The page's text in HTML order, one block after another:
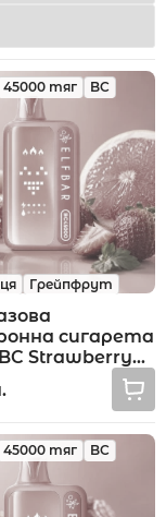
45000 тяг BC
Грейпфрут
сигарета
Strawberry
45000 тяг
45000 тяг BC